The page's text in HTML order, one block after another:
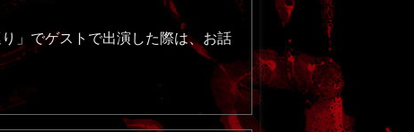
」でゲストで出演した際は、お話